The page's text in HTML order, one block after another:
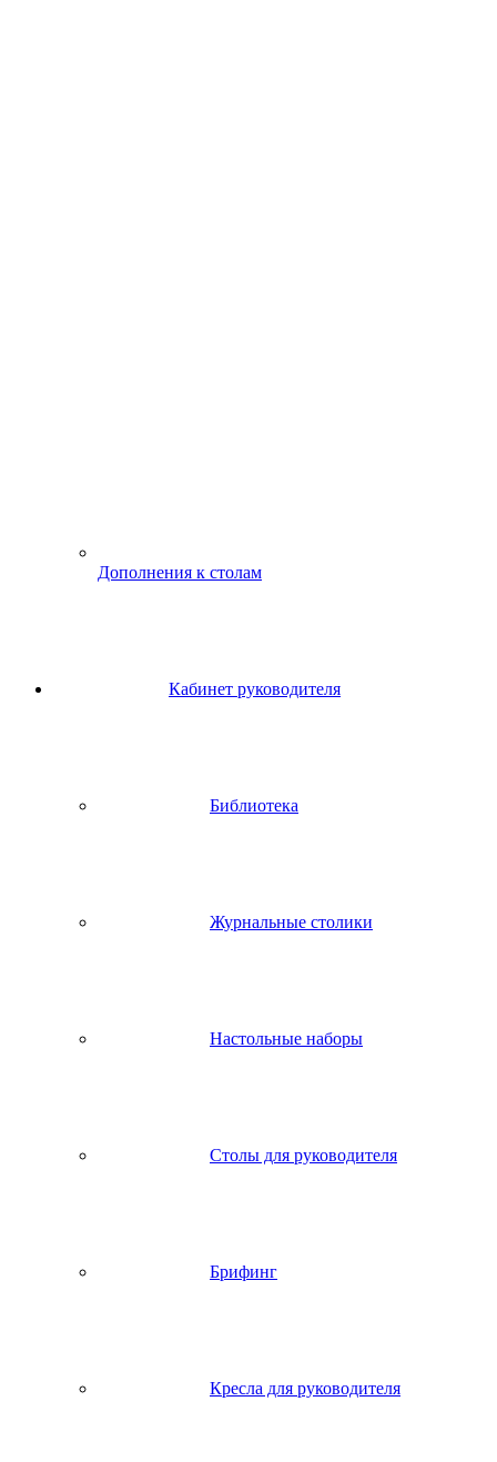
Дополнения к столам
Кабинет руководителя
Библиотека
Журнальные столики
Настольные наборы
Столы для руководителя
Брифинг
Кресла для руководителя